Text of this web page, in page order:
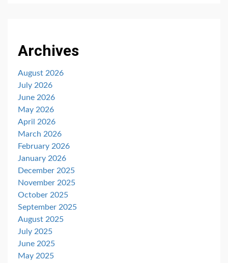
Archives
August 2026
July 2026
June 2026
May 2026
April 2026
March 2026
February 2026
January 2026
December 2025
November 2025
October 2025
September 2025
August 2025
July 2025
June 2025
May 2025